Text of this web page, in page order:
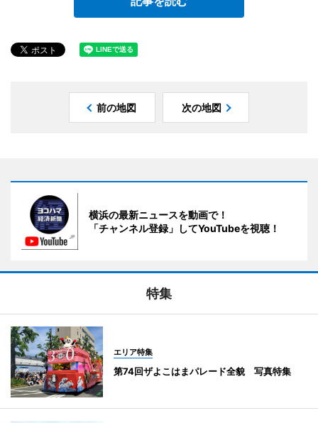
前の地図 次の地図
横浜の最新ニュースを動画で！
「チャンネル登録」してYouTubeを視聴！
特集
エリア特集
第74回ザよこはまパレード全貌 写真特集